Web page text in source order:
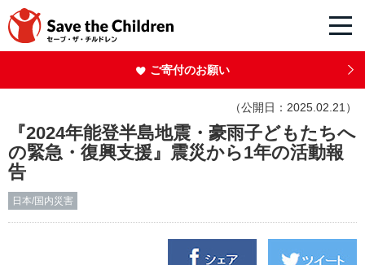
ご寄付のお願い
（公開日：2025.02.21）
『2024年能登半島地震・豪雨子どもたちへ
の緊急・復興支援』震災から1年の活動報
告
日本/国内災害